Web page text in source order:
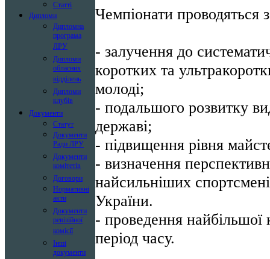
Статті
Дипломи
Дипломна
програма
ЛРУ
Дипломи
обласних
відділень
Дипломи
клубів
Документи
Статут
Документи
Ради ЛРУ
Документи
комітетів
Договори
Нормативні
акти
Документи
ревізійної
комісії
Інші
документи
Чемпіонати проводяться
- залучення до
коротких та
молоді;
- подальшого розвитку
державі;
- підвищення рівня
- визначення
найсильніших
України.
- проведення найбільшої
період часу.